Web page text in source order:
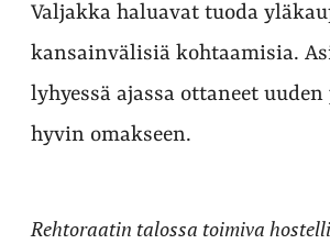
Valjakka haluavat tuoda
kansainvälisiä kohtaamisia.
lyhyessä ajassa ottaneet
hyvin omakseen.
Rehtoraatin talossa toimiva